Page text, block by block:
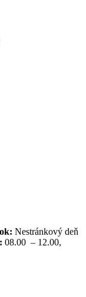
Nestránkový deň
08.00 – 12.00,